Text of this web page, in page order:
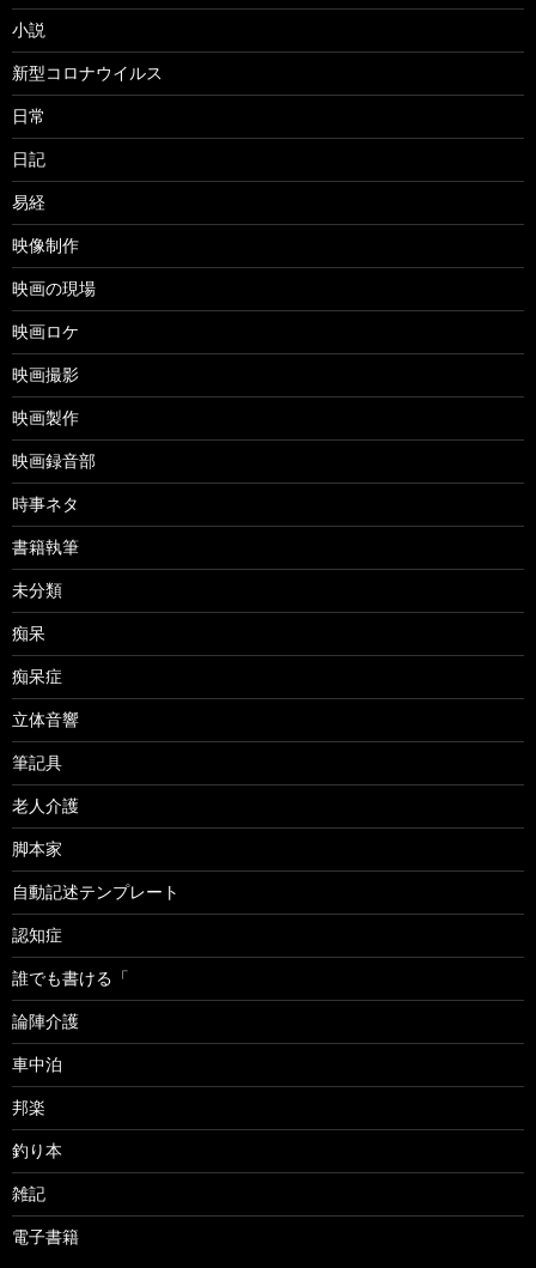
小説
新型コロナウイルス
日常
日記
易経
映像制作
映画の現場
映画ロケ
映画撮影
映画製作
映画録音部
時事ネタ
書籍執筆
未分類
痴呆
痴呆症
立体音響
筆記具
老人介護
脚本家
自動記述テンプレート
認知症
誰でも書ける「
論陣介護
車中泊
邦楽
釣り本
雑記
電子書籍